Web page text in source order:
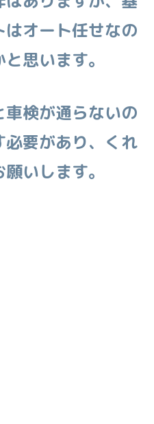
オート任せなの
思います。
検が通らないの
要があり、くれ
いします。